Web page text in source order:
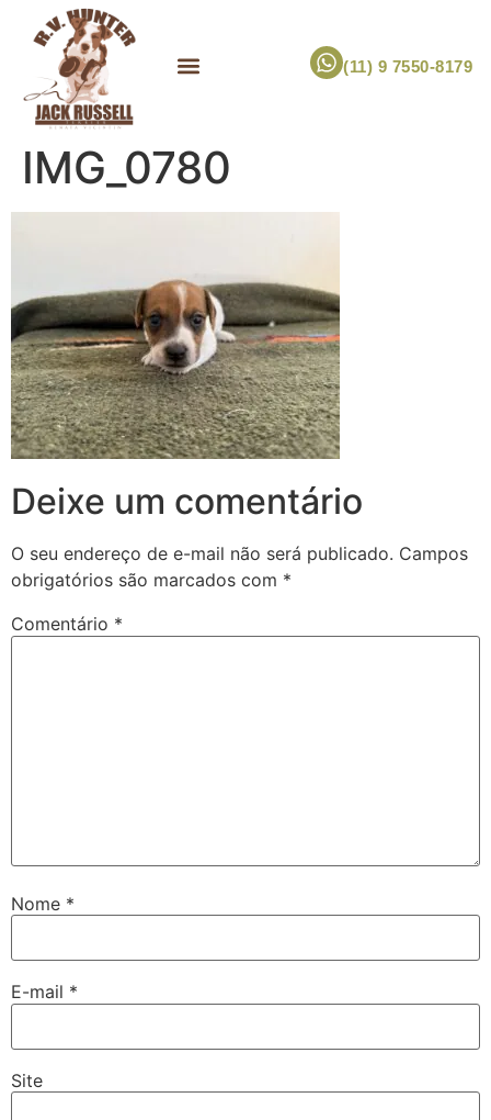
(11) 9 7550-8179
IMG_0780
Deixe um comentário
O seu endereço de e-mail não será publicado. Campos
obrigatórios são marcados com *
Comentário *
Nome *
E-mail *
Site